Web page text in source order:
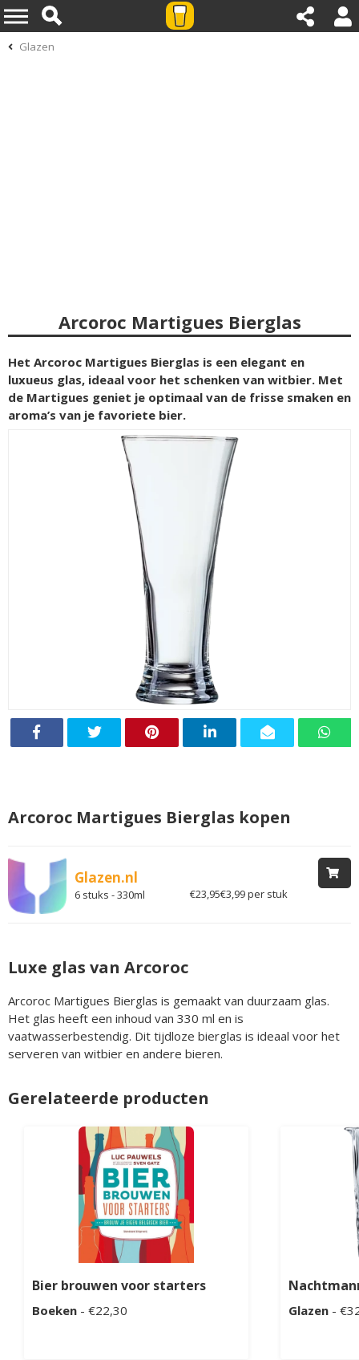
Glazen
Arcoroc Martigues Bierglas
Het Arcoroc Martigues Bierglas is een elegant en
luxueus glas, ideaal voor het schenken van witbier. Met
de Martigues geniet je optimaal van de frisse smaken en
aroma’s van je favoriete bier.
Arcoroc Martigues Bierglas kopen
Glazen.nl
6 stuks - 330ml €23,95€3,99 per stuk
Luxe glas van Arcoroc
Arcoroc Martigues Bierglas is gemaakt van duurzaam glas.
Het glas heeft een inhoud van 330 ml en is
vaatwasserbestendig. Dit tijdloze bierglas is ideaal voor het
serveren van witbier en andere bieren.
Gerelateerde producten
Bier brouwen voor starters
Boeken - €22,30 Glazen -